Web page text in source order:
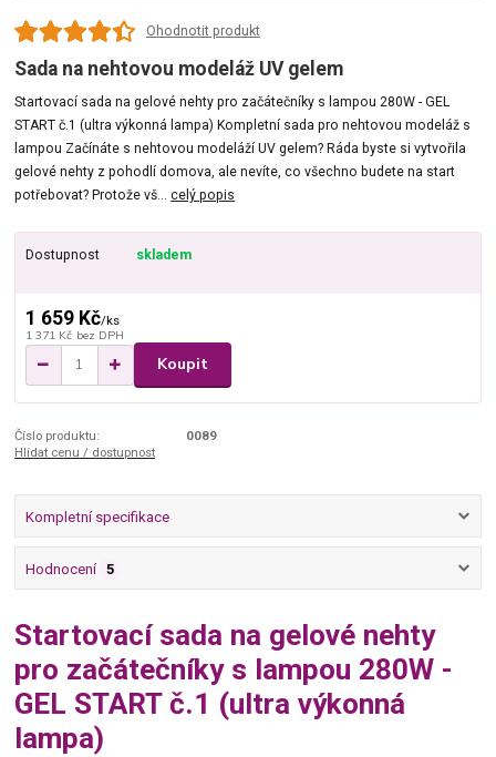
Ohodnotit produkt
Sada na nehtovou modeláž UV gelem
Startovací sada na gelové nehty pro začátečníky s lampou 280W - GEL
START č.1 (ultra výkonná lampa) Kompletní sada pro nehtovou modeláž s
lampou Začínáte s nehtovou modeláží UV gelem? Ráda byste si vytvořila
gelové nehty z pohodlí domova, ale nevíte, co všechno budete na start
potřebovat? Protože vš...celý popis
Dostupnost skladem
1 659 Kč/ks
1 371 Kč bez DPH
Koupit
Číslo produktu:
0089
Hlídat cenu / dostupnost
Kompletní specifikace
Hodnocení 5
Startovací sada na gelové nehty
pro začátečníky s lampou 280W -
GEL START č.1 (ultra výkonná
lampa)